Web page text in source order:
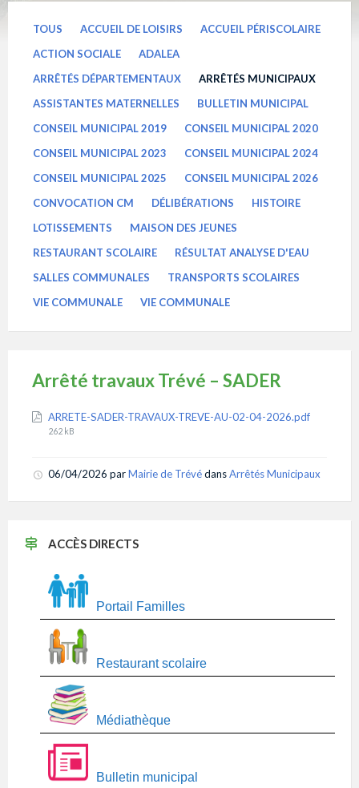
TOUS ACCUEIL DE LOISIRS
ACCUEIL PÉRISCOLAIRE
ACTION SOCIALE
ADALEA
ARRÊTÉS DÉPARTEMENTAUX
ARRÊTÉS MUNICIPAUX
ASSISTANTES MATERNELLES
BULLETIN MUNICIPAL
CONSEIL MUNICIPAL 2019
CONSEIL MUNICIPAL 2020
CONSEIL MUNICIPAL 2023
CONSEIL MUNICIPAL 2024
CONSEIL MUNICIPAL 2025
CONSEIL MUNICIPAL 2026
CONVOCATION CM
DÉLIBÉRATIONS
HISTOIRE
LOTISSEMENTS
MAISON DES JEUNES
RESTAURANT SCOLAIRE
RÉSULTAT ANALYSE D'EAU
SALLES COMMUNALES
TRANSPORTS SCOLAIRES
VIE COMMUNALE
VIE COMMUNALE
Arrêté travaux Trévé – SADER
Attachments
ARRETE-SADER-TRAVAUX-TREVE-AU-02-04-2026.pdf
262 kB
06/04/2026 parMairie de TrévédansArrêtés Municipaux
ACCÈS DIRECTS
Portail Familles
Restaurant scolaire
Médiathèque
Bulletin municipal